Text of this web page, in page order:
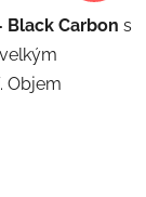
Black Carbon s
Objem